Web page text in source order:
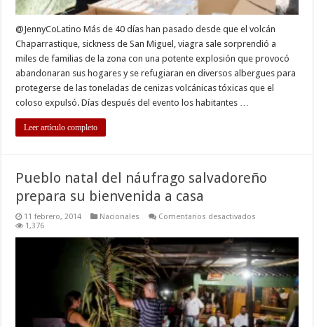
@JennyCoLatino Más de 40 días han pasado desde que el volcán
Chaparrastique, sickness de San Miguel, viagra sale sorprendió a
miles de familias de la zona con una potente explosión que provocó
abandonaran sus hogares y se refugiaran en diversos albergues para
protegerse de las toneladas de cenizas volcánicas tóxicas que el
coloso expulsó. Días después del evento los habitantes …
Leer artículo completo
Pueblo natal del náufrago salvadoreño
prepara su bienvenida a casa
11 febrero, 2014 Nacionales Comentarios desactivados
del
náufrago
salvadoreño
prepara
su
bienvenida
a
casa
1,376